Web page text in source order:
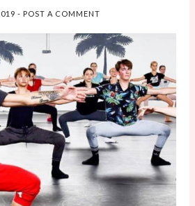
- POST A COMMENT